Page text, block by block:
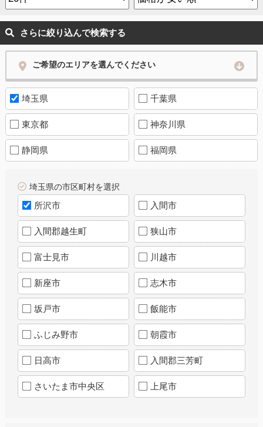
さらに絞り込んで検索する
ご希望のエリアを選んでください
埼玉県 千葉県
東京都 神奈川県
静岡県 福岡県
埼玉県の市区町村を選択
所沢市 入間市
入間郡越生町 狭山市
富士見市 川越市
新座市 志木市
坂戸市 飯能市
ふじみ野市 朝霞市
日高市 入間郡三芳町
さいたま市中央区 上尾市